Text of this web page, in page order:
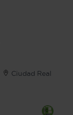
Ciudad Real